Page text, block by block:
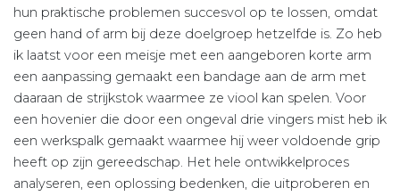
hun praktische problemen succesvol op te lossen, omdat
geen hand of arm bij deze doelgroep hetzelfde is. Zo heb
ik laatst voor een meisje met een aangeboren korte arm
een aanpassing gemaakt een bandage aan de arm met
daaraan de strijkstok waarmee ze viool kan spelen. Voor
een hovenier die door een ongeval drie vingers mist heb ik
een werkspalk gemaakt waarmee hij weer voldoende grip
heeft op zijn gereedschap. Het hele ontwikkelproces
analyseren, een oplossing bedenken, die uitproberen en